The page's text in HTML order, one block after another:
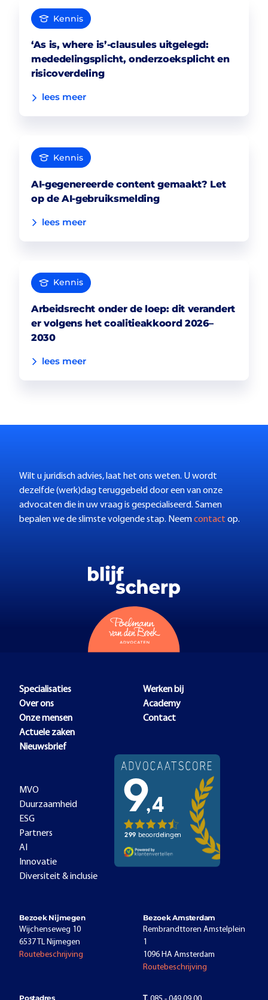
Kennis
‘As is, where is’-clausules uitgelegd:
mededelingsplicht, onderzoeksplicht en
risicoverdeling
lees meer
Kennis
AI-gegenereerde content gemaakt? Let
op de AI-gebruiksmelding
lees meer
Kennis
Arbeidsrecht onder de loep: dit verandert
er volgens het coalitieakkoord 2026–
2030
lees meer
Wilt u juridisch advies, laat het ons weten. U wordt
dezelfde (werk)dag teruggebeld door een van onze
advocaten die in uw vraag is gespecialiseerd. Samen
bepalen we de slimste volgende stap. Neemcontact op.
Specialisaties
Over ons
Onze mensen
Actuele zaken
Nieuwsbrief
Werken bij
Academy
Contact
MVO
Duurzaamheid
ESG
Partners
AI
Innovatie
Diversiteit & inclusie
Bezoek Nijmegen
Wijchenseweg 10
6537 TL Nijmegen
Routebeschrijving
Bezoek Amsterdam
Rembrandttoren Amstelplein
1
1096 HA Amsterdam
Routebeschrijving
Postadres